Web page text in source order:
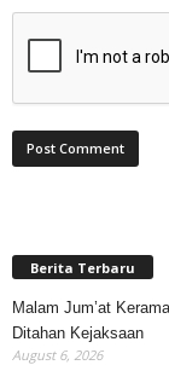
Berita Terbaru
Malam Jum’at
Ditahan Kejaksaan
August 6, 2026